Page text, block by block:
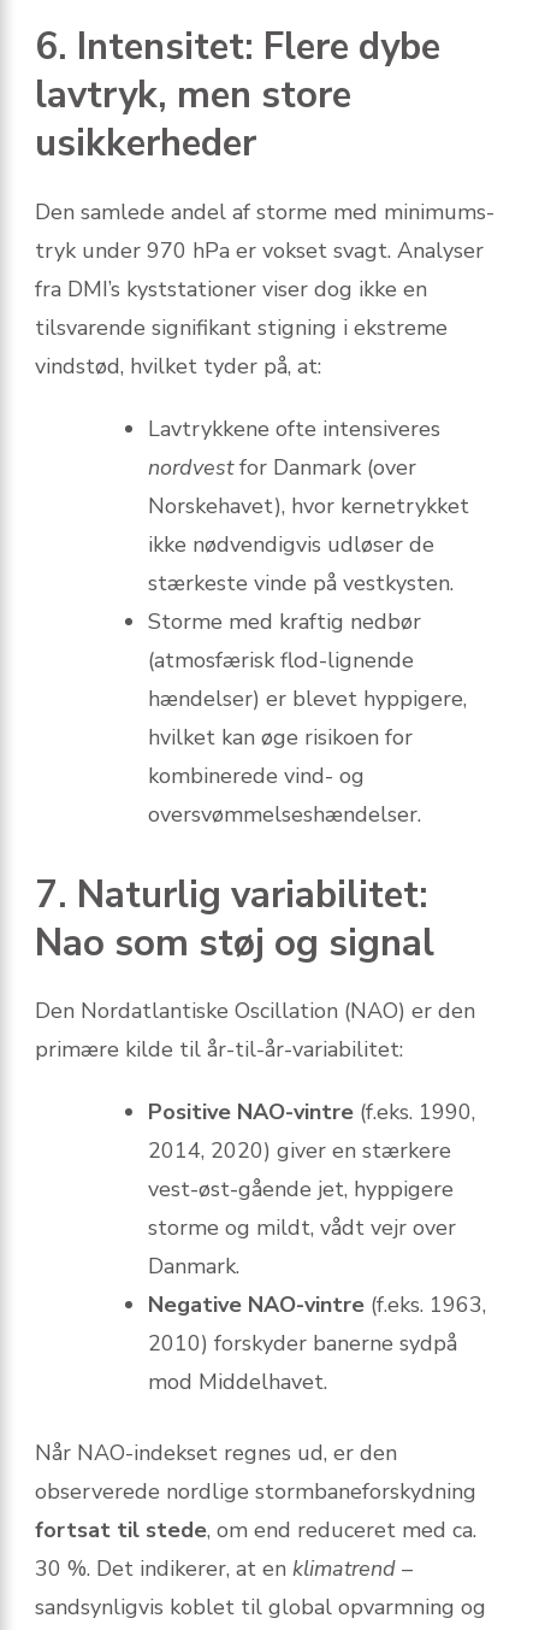
6. Intensitet: Flere dybe
lavtryk, men store
usikkerheder
Den samlede andel af storme med minimums­
tryk under 970 hPa er vokset svagt. Analyser
fra DMI’s kyststationer viser dog ikke en
tilsvarende signifikant stigning i ekstreme
vindstød, hvilket tyder på, at:
Lavtrykkene ofte intensiveres
nordvestfor Danmark (over
Norskehavet), hvor kernetrykket
ikke nødvendigvis udløser de
stærkeste vinde på vestkysten.
Storme med kraftig nedbør
(atmosfærisk flod-lignende
hændelser) er blevet hyppigere,
hvilket kan øge risikoen for
kombinerede vind- og
oversvømmelses­hændelser.
7. Naturlig variabilitet:
Nao som støj og signal
Den Nordatlantiske Oscillation (NAO) er den
primære kilde til år-til-år-variabilitet:
Positive NAO-vintre (f.eks. 1990,
2014, 2020) giver en stærkere
vest-øst-gående jet, hyppigere
storme og mildt, vådt vejr over
Danmark.
Negative NAO-vintre (f.eks. 1963,
2010) forskyder banerne sydpå
mod Middelhavet.
Når NAO-indekset regnes ud, er den
observerede nordlige stormbaneforskydning
fortsat til stede, om end reduceret med ca.
30 %. Det indikerer, at en klimatrend –
sandsynligvis koblet til global opvarmning og